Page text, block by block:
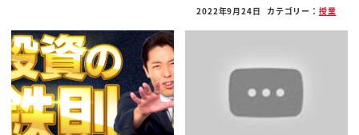
貼っちゃうかって言うとですね来年やったんですね
今年同ちゃんと近傍になったん
これです
なってないなってなかったんですよ
なんで
言ったよね俺これ言ったよね違うんですよ
2022年9月24日 カテゴリー： 授業